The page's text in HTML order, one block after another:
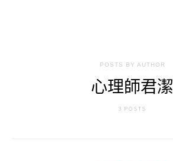
POSTS BY AUTHOR
心理師君潔
3 POSTS